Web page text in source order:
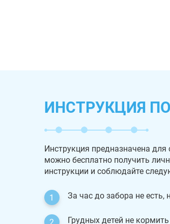
ИНСТРУКЦИЯ
Инструкция предназначена
можно бесплатно получить
инструкции и соблюдайте
За час до забора не есть,
Грудных детей не